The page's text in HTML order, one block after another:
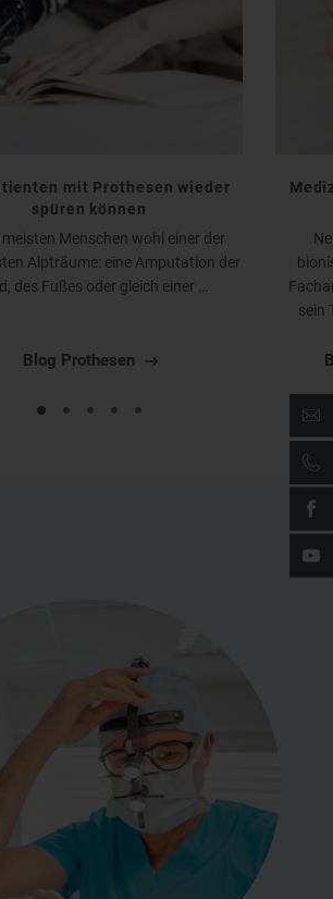
mit Prothesen wieder
spüren können
meisten Menschen wohl einer der
Alpträume: eine Amputation der
des Fußes oder gleich einer …
Blog Prothesen
sein